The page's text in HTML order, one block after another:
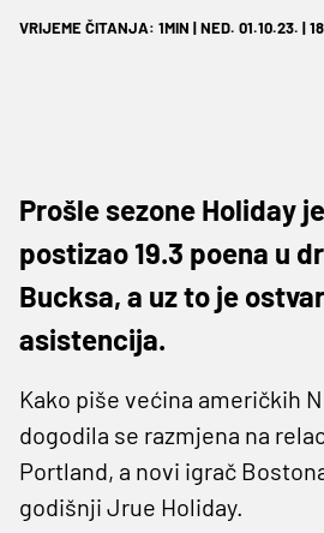
VRIJEME ČITANJA: 1MIN | NED. 01.10.23. |
Prošle sezone Holiday
postizao 19.3 poena u
Bucksa, a uz to je
asistencija.
Kako piše većina američkih
dogodila se razmjena na
Portland, a novi igrač
godišnji Jrue Holiday.